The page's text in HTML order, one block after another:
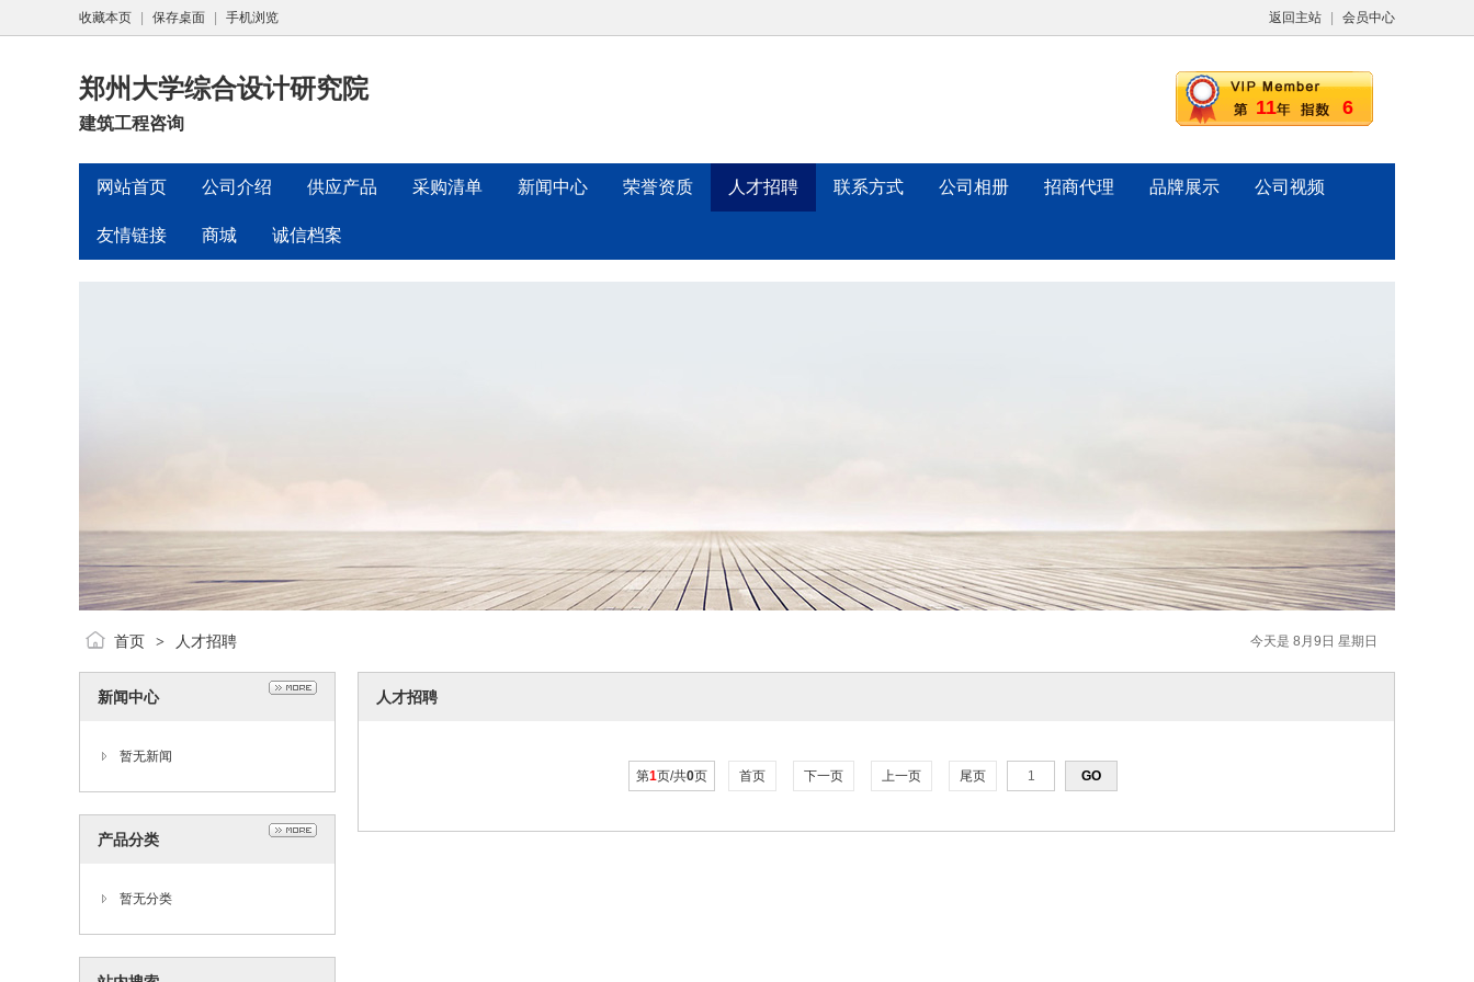
返回主站 会员中心
收藏本页 保存桌面 手机浏览
11 6
郑州大学综合设计研究院
建筑工程咨询
网站首页 公司介绍 供应产品 采购清单 新闻中心 荣誉资质 人才招聘 联系方式 公司相册 招商代理 品牌展示 公司视频
友情链接 商城 诚信档案
今天是 8月9日 星期日
首页 > 人才招聘
新闻中心
暂无新闻
产品分类
暂无分类
人才招聘
第1页/共0页 首页 下一页 上一页 尾页